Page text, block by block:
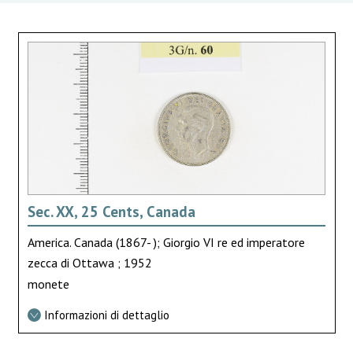
Sec. XX, 25 Cents, Canada
America. Canada (1867- ); Giorgio VI re ed imperatore
zecca di Ottawa ; 1952
monete
Informazioni di dettaglio